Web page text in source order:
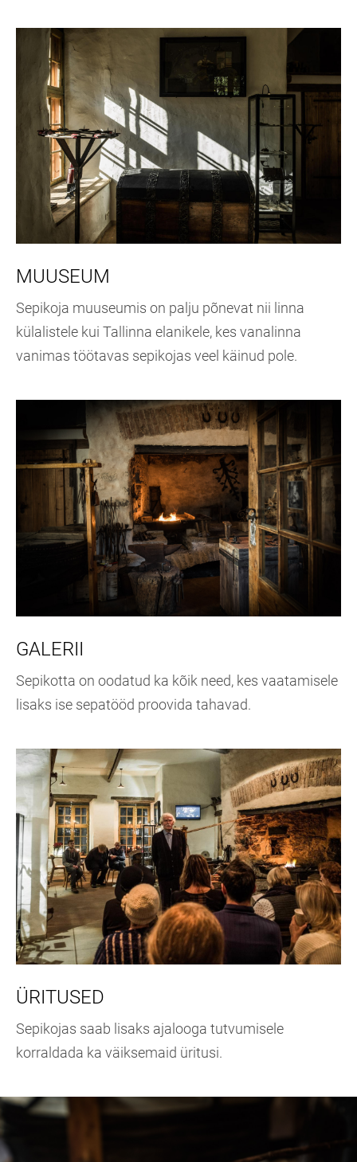
MUUSEUM
Sepikoja muuseumis on palju põnevat nii linna
külalistele kui Tallinna elanikele, kes vanalinna
vanimas töötavas sepikojas veel käinud pole.
GALERII
Sepikotta on oodatud ka kõik need, kes vaatamisele
lisaks ise sepatööd proovida tahavad.
ÜRITUSED
Sepikojas saab lisaks ajalooga tutvumisele
korraldada ka väiksemaid üritusi.